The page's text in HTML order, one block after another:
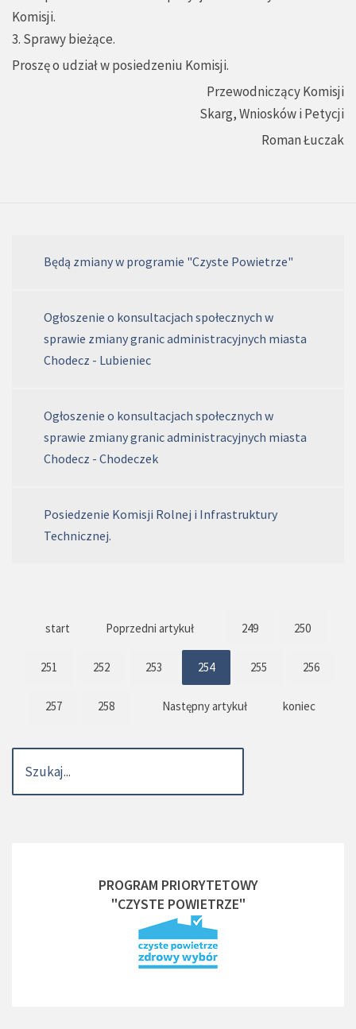
Komisji.
3. Sprawy bieżące.
Proszę o udział w posiedzeniu Komisji.
Przewodniczący Komisji
Skarg, Wniosków i Petycji
Roman Łuczak
Będą zmiany w programie "Czyste Powietrze"
Ogłoszenie o konsultacjach społecznych w
sprawie zmiany granic administracyjnych miasta
Chodecz - Lubieniec
Ogłoszenie o konsultacjach społecznych w
sprawie zmiany granic administracyjnych miasta
Chodecz - Chodeczek
Posiedzenie Komisji Rolnej i Infrastruktury
Technicznej.
start Poprzedni artykuł 249 250
251 252 253 254 255 256
257 258 Następny artykuł koniec
PROGRAM PRIORYTETOWY
"CZYSTE POWIETRZE"